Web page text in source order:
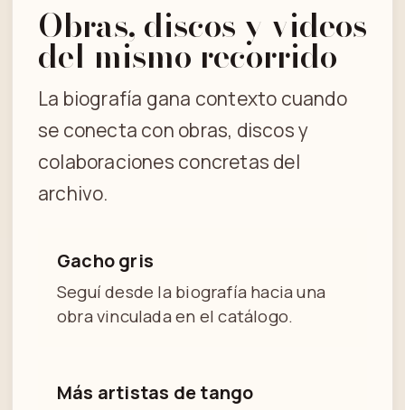
Obras, discos y videos
del mismo recorrido
La biografía gana contexto cuando
se conecta con obras, discos y
colaboraciones concretas del
archivo.
Gacho gris
Seguí desde la biografía hacia una
obra vinculada en el catálogo.
Más artistas de tango